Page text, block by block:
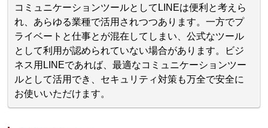
コミュニケーションツールとしてLINEは便利と考えら
れ、あらゆる業種で活用されつつあります。一方でプ
ライベートと仕事とが混在してしまい、公式なツール
として利用が認められていない場合があります。ビジ
ネス用LINEであれば、最適なコミュニケーションツー
ルとして活用でき、セキュリティ対策も万全で安全に
お使いいただけます。